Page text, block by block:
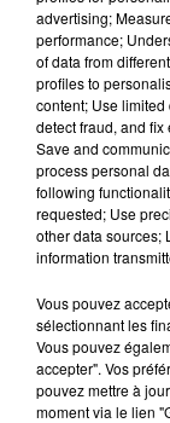
Jeux
advertising;
performance;
of data from
profiles to
content; Use limited
detect fraud, and
Save and
process personal
following
requested; Use
other data sources;
information
Vous pouvez
sélectionnant les
Vous pouvez
accepter". Vos
pouvez mettre à
moment via le lien